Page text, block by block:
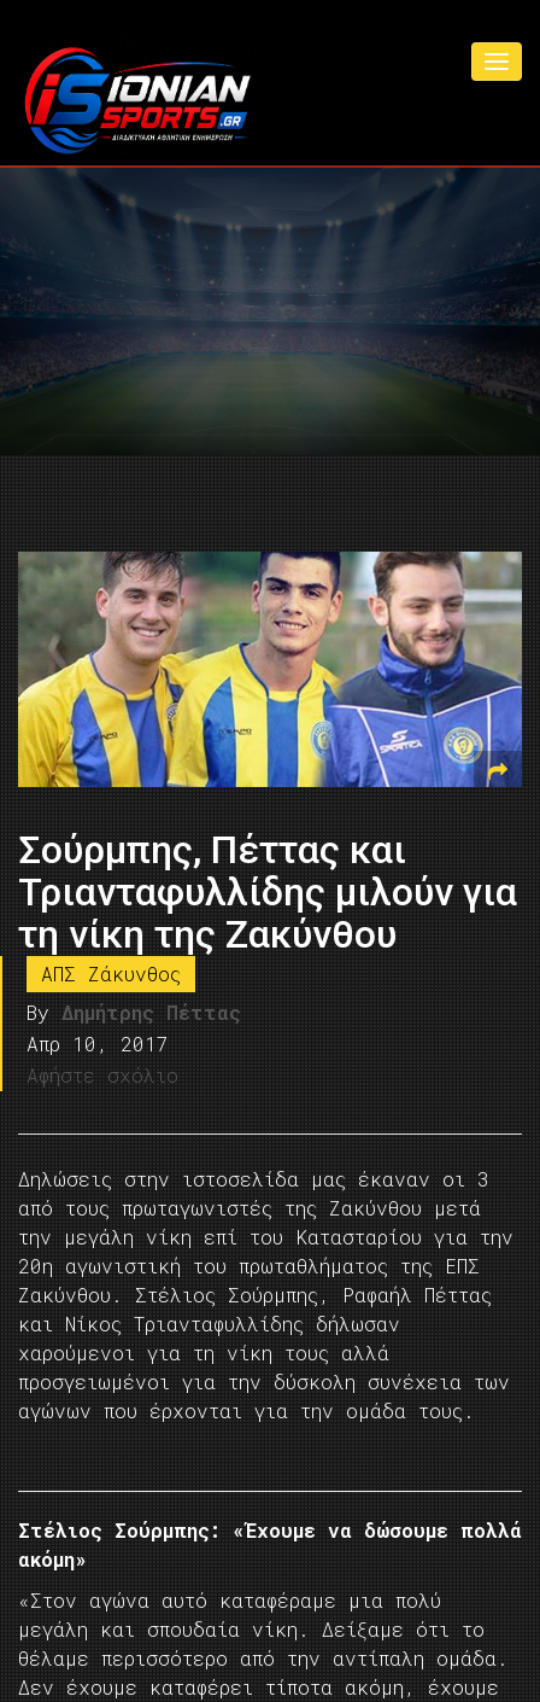
Σούρμπης, Πέττας και
Τριανταφυλλίδης μιλούν για
τη νίκη της Ζακύνθου
ΑΠΣ Ζάκυνθος
By Δημήτρης Πέττας
Απρ 10, 2017
Αφήστε σχόλιο
Δηλώσεις στην ιστοσελίδα μας έκαναν οι 3
από τους πρωταγωνιστές της Ζακύνθου μετά
την μεγάλη νίκη επί του Κατασταρίου για την
20η αγωνιστική του πρωταθλήματος της ΕΠΣ
Ζακύνθου. Στέλιος Σούρμπης, Ραφαήλ Πέττας
και Νίκος Τριανταφυλλίδης δήλωσαν
χαρούμενοι για τη νίκη τους αλλά
προσγειωμένοι για την δύσκολη συνέχεια των
αγώνων που έρχονται για την ομάδα τους.
Στέλιος Σούρμπης: «Έχουμε να δώσουμε πολλά
ακόμη»
«Στον αγώνα αυτό καταφέραμε μια πολύ
μεγάλη και σπουδαία νίκη. Δείξαμε ότι το
θέλαμε περισσότερο από την αντίπαλη ομάδα.
Δεν έχουμε καταφέρει τίποτα ακόμη, έχουμε